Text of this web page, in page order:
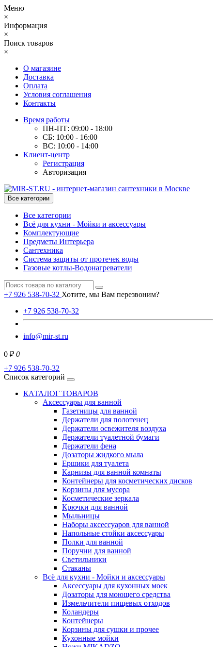
Меню
×
Информация
×
Поиск товаров
×
О магазине
Доставка
Оплата
Условия соглашения
Контакты
Время работы
ПН-ПТ: 09:00 - 18:00
СБ: 10:00 - 16:00
ВС: 10:00 - 14:00
Клиент-центр
Регистрация
Авторизация
Все категории
Все категории
Всё для кухни - Мойки и аксессуары
Комплектующие
Предметы Интерьера
Сантехника
Система защиты от протечек воды
Газовые котлы-Водонагреватели
+7 926 538-70-32 Хотите, мы Вам перезвоним?
+7 926 538-70-32
info@mir-st.ru
0 ₽ 0
+7 926 538-70-32
Список категорий
КАТАЛОГ ТОВАРОВ
Аксессуары для ванной
Газетницы для ванной
Держатели для полотенец
Держатели освежителя воздуха
Держатели туалетной бумаги
Держатели фена
Дозаторы жидкого мыла
Ершики для туалета
Карнизы для ванной комнаты
Контейнеры для косметических дисков
Корзины для мусора
Косметические зеркала
Крючки для ванной
Мыльницы
Наборы аксессуаров для ванной
Напольные стойки аксессуары
Полки для ванной
Поручни для ванной
Светильники
Стаканы
Всё для кухни - Мойки и аксессуары
Аксессуары для кухонных моек
Дозаторы для моющего средства
Измельчители пищевых отходов
Коландеры
Контейнеры
Корзины для сушки и прочее
Кухонные мойки